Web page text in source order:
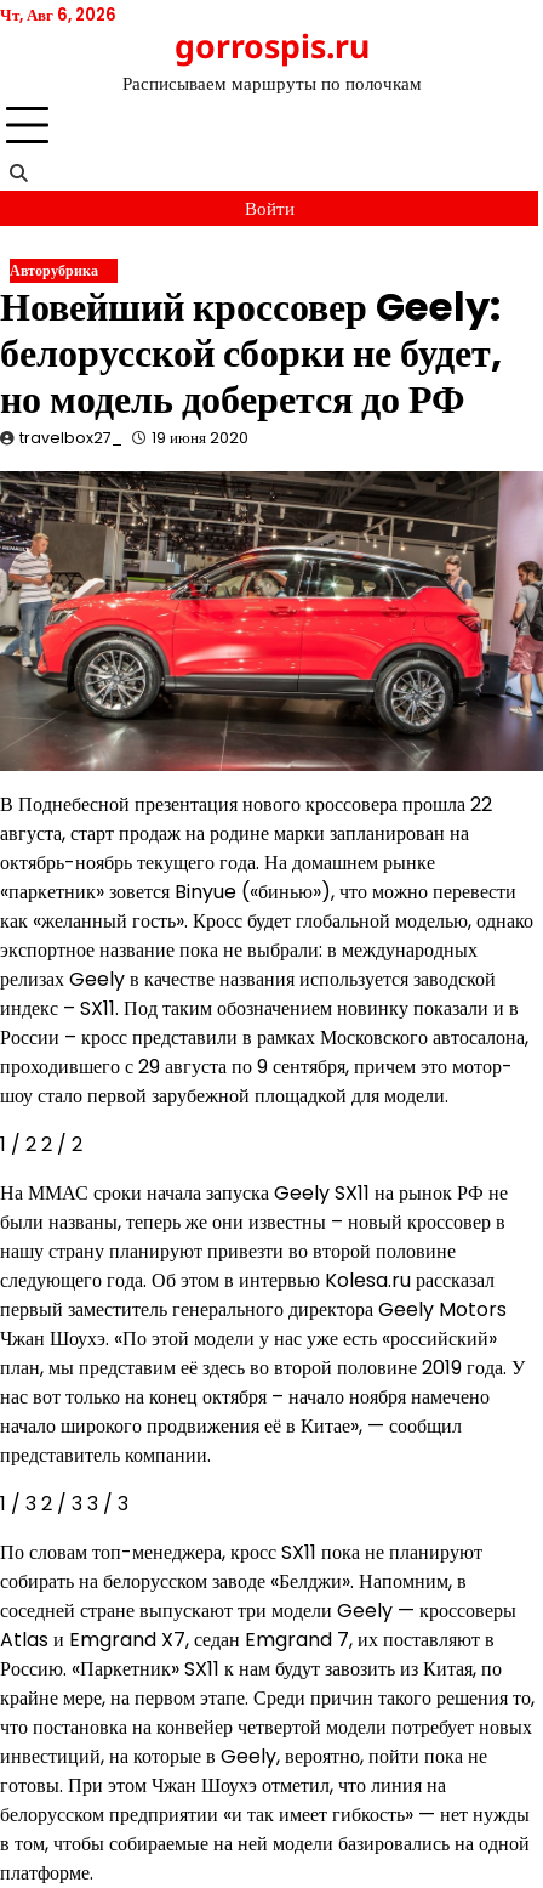
Перейти
Чт, Авг 6, 2026
gorrospis.ru
Расписываем маршруты по полочкам
Войти
Авторубрика
Новейший кроссовер Geely:
белорусской сборки не будет,
но модель доберется до РФ
travelbox27_ 19 июня 2020
В Поднебесной презентация нового кроссовера прошла 22
августа, старт продаж на родине марки запланирован на
октябрь-ноябрь текущего года. На домашнем рынке
«паркетник» зовется Binyue («бинью»), что можно перевести
как «желанный гость». Кросс будет глобальной моделью, однако
экспортное название пока не выбрали: в международных
релизах Geely в качестве названия используется заводской
индекс – SX11. Под таким обозначением новинку показали и в
России – кросс представили в рамках Московского автосалона,
проходившего с 29 августа по 9 сентября, причем это мотор-
шоу стало первой зарубежной площадкой для модели.
1 / 22 / 2
На ММАС сроки начала запуска Geely SX11 на рынок РФ не
были названы, теперь же они известны – новый кроссовер в
нашу страну планируют привезти во второй половине
следующего года. Об этом в интервью Kolesa.ru рассказал
первый заместитель генерального директора Geely Motors
Чжан Шоухэ. «По этой модели у нас уже есть «российский»
план, мы представим её здесь во второй половине 2019 года. У
нас вот только на конец октября – начало ноября намечено
начало широкого продвижения её в Китае», — сообщил
представитель компании.
1 / 32 / 33 / 3
По словам топ-менеджера, кросс SX11 пока не планируют
собирать на белорусском заводе «Белджи». Напомним, в
соседней стране выпускают три модели Geely — кроссоверы
Atlas и Emgrand X7, седан Emgrand 7, их поставляют в
Россию. «Паркетник» SX11 к нам будут завозить из Китая, по
крайне мере, на первом этапе. Среди причин такого решения то,
что постановка на конвейер четвертой модели потребует новых
инвестиций, на которые в Geely, вероятно, пойти пока не
готовы. При этом Чжан Шоухэ отметил, что линия на
белорусском предприятии «и так имеет гибкость» — нет нужды
в том, чтобы собираемые на ней модели базировались на одной
платформе.